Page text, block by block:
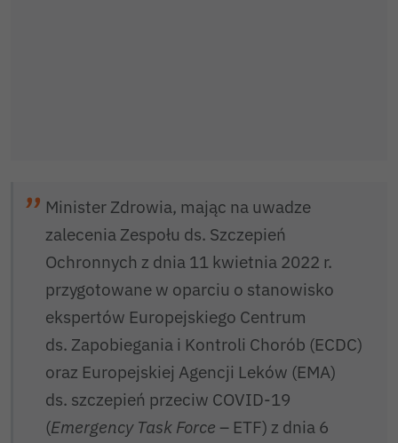
Minister Zdrowia, mając na uwadze
zalecenia Zespołu ds. Szczepień
Ochronnych z dnia 11 kwietnia 2022 r.
przygotowane w oparciu o stanowisko
ekspertów Europejskiego Centrum
ds. Zapobiegania i Kontroli Chorób (ECDC)
oraz Europejskiej Agencji Leków (EMA)
ds. szczepień przeciw COVID-19
(Emergency Task Force – ETF) z dnia 6